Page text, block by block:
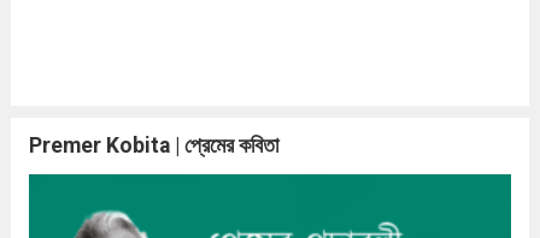
Premer Kobita | প্রেমের কবিতা